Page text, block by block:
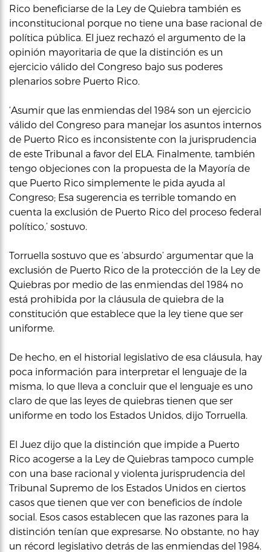
Rico beneficiarse de la Ley de Quiebra también es
inconstitucional porque no tiene una base racional de
política pública. El juez rechazó el argumento de la
opinión mayoritaria de que la distinción es un
ejercicio válido del Congreso bajo sus poderes
plenarios sobre Puerto Rico.
‘Asumir que las enmiendas del 1984 son un ejercicio
válido del Congreso para manejar los asuntos internos
de Puerto Rico es inconsistente con la jurisprudencia
de este Tribunal a favor del ELA. Finalmente, también
tengo objeciones con la propuesta de la Mayoría de
que Puerto Rico simplemente le pida ayuda al
Congreso; Esa sugerencia es terrible tomando en
cuenta la exclusión de Puerto Rico del proceso federal
político,’ sostuvo.
Torruella sostuvo que es ‘absurdo’ argumentar que la
exclusión de Puerto Rico de la protección de la Ley de
Quiebras por medio de las enmiendas del 1984 no
está prohibida por la cláusula de quiebra de la
constitución que establece que la ley tiene que ser
uniforme.
De hecho, en el historial legislativo de esa cláusula, hay
poca información para interpretar el lenguaje de la
misma, lo que lleva a concluir que el lenguaje es uno
claro de que las leyes de quiebras tienen que ser
uniforme en todo los Estados Unidos, dijo Torruella.
El Juez dijo que la distinción que impide a Puerto
Rico acogerse a la Ley de Quiebras tampoco cumple
con una base racional y violenta jurisprudencia del
Tribunal Supremo de los Estados Unidos en ciertos
casos que tienen que ver con beneficios de índole
social. Esos casos establecen que las razones para la
distinción tenían que expresarse. No obstante, no hay
un récord legislativo detrás de las enmiendas del 1984.